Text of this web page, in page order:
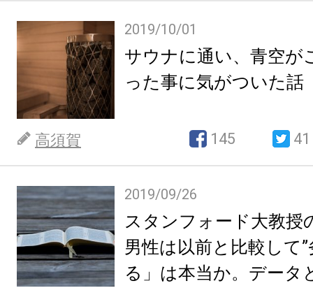
2019/10/01
サウナに通い、青空が
った事に気がついた話
高須賀 145 41
2019/09/26
スタンフォード大教授
男性は以前と比較して
る」は本当か。データ